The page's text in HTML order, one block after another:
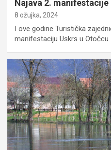
Najava 2. manifestacije
8 ožujka, 2024
I ove godine Turistička
manifestaciju Uskrs u